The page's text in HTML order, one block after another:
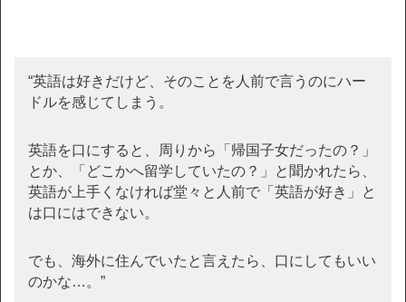
“英語は好きだけど、そのことを人前で言うのにハー
ドルを感じてしまう。
英語を口にすると、周りから「帰国子女だったの？」
とか、「どこかへ留学していたの？」と聞かれたら、
英語が上手くなければ堂々と人前で「英語が好き」と
は口にはできない。
でも、海外に住んでいたと言えたら、口にしてもいい
のかな…。”